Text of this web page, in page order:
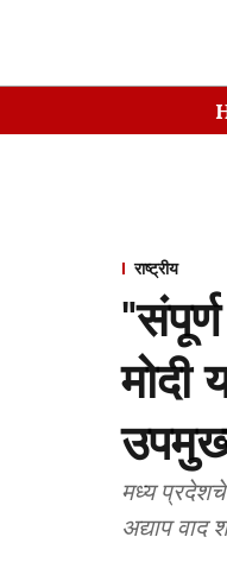
राष्ट्रीय
मध्य प्रदेशचे
अद्याप